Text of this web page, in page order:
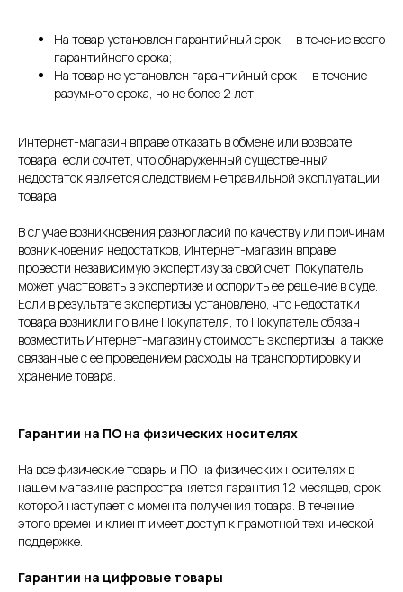
На товар установлен гарантийный срок — в течение всего
гарантийного срока;
На товар не установлен гарантийный срок — в течение
разумного срока, но не более 2 лет.
Интернет-магазин вправе отказать в обмене или возврате
товара, если сочтет, что обнаруженный существенный
недостаток является следствием неправильной эксплуатации
товара.
В случае возникновения разногласий по качеству или причинам
возникновения недостатков, Интернет-магазин вправе
провести независимую экспертизу за свой счет. Покупатель
может участвовать в экспертизе и оспорить ее решение в суде.
Если в результате экспертизы установлено, что недостатки
товара возникли по вине Покупателя, то Покупатель обязан
возместить Интернет-магазину стоимость экспертизы, а также
связанные с ее проведением расходы на транспортировку и
хранение товара.
Гарантии на ПО на физических носителях
На все физические товары и ПО на физических носителях в
нашем магазине распространяется гарантия 12 месяцев, срок
которой наступает с момента получения товара. В течение
этого времени клиент имеет доступ к грамотной технической
поддержке.
Гарантии на цифровые товары